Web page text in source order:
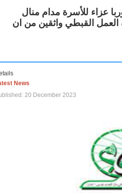
عزاء للأسرة مدام منال
العمل القبطي واثقين من ان
News
20 December 2023